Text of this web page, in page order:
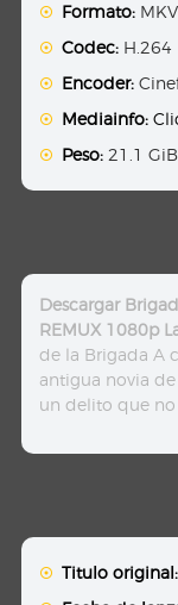
Formato: MKV
Codec: H.264
Encoder:
Mediainfo:
Peso: 21.1 GiB
Descargar
REMUX 1080p
de la Brigada A
antigua novia
un delito que no
Titulo original: